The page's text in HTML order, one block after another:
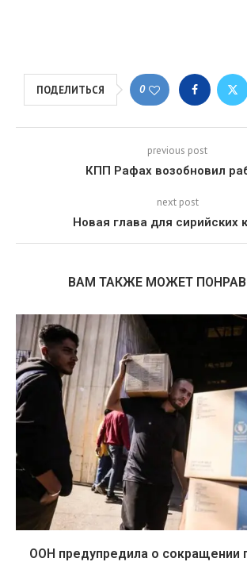
ПОДЕЛИТЬСЯ 0
previous post
КПП Рафах возобновил
next post
Новая глава для сирийских
ВАМ ТАКЖЕ МОЖЕТ
ООН предупредила о сокращении